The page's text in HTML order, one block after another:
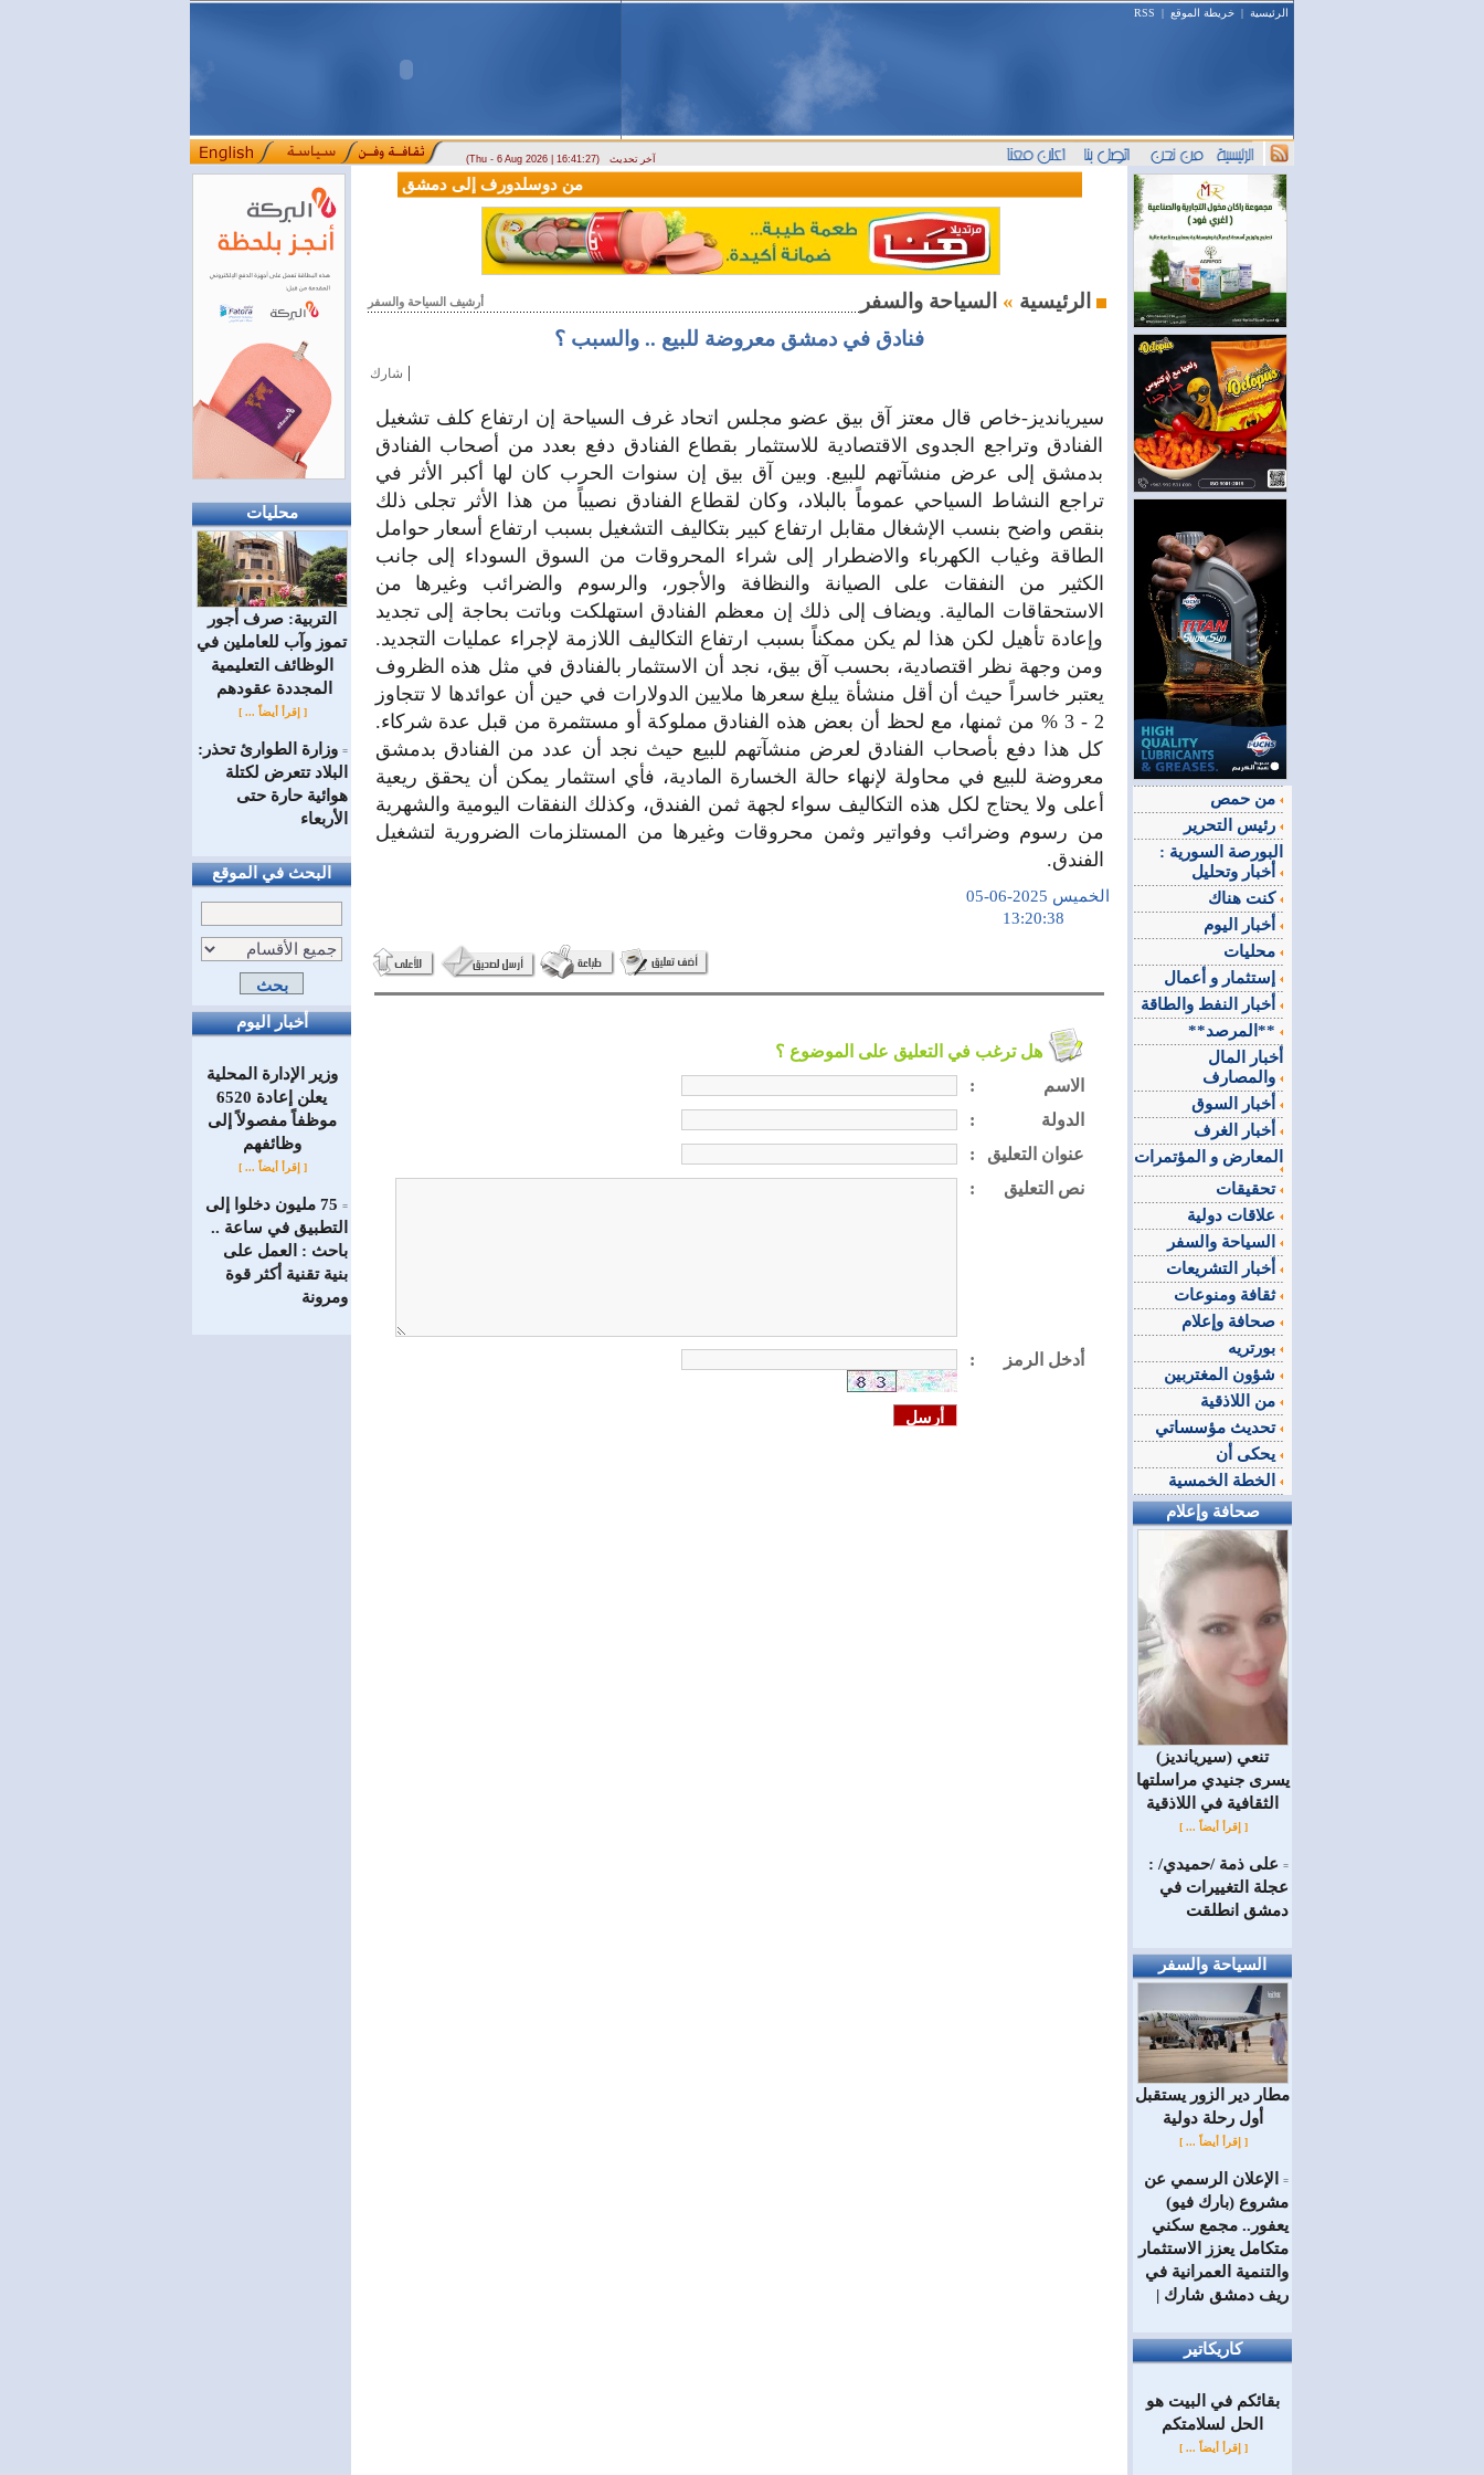
الرئيسية | خريطة الموقع |
RSS
(Thu - 6 Aug 2026 | 16:41:27) آخر تحديث
محليات
التربية: صرف أجور
تموز وآب للعاملين في
الوظائف ‏التعليمية
المجددة عقودهم ‏
[ إقرأ أيضاً ... ]
= وزارة الطوارئ تحذر:
البلاد تتعرض لكتلة
هوائية حارة حتى
الأربعاء
البحث في الموقع
أخبار اليوم
وزير الإدارة المحلية
يعلن إعادة 6520
موظفاً مفصولاً إلى
‏وظائفهم
[ إقرأ أيضاً ... ]
=
75 مليون دخلوا إلى
التطبيق في ساعة ..
باحث : العمل على
بنية تقنية أكثر قوة
ومرونة
وصول أول رحلة لشركة LEAV Aviation من دوسلدورف إلى دمشق:::: المصرف التجاري السوري يمدّد ساعات العمل حتى
أرشيف السياحة والسفر الرئيسية »
فنادق في دمشق معروضة للبيع .. والسبب ؟
شارك |
سيريانديز-خاص قال معتز آق بيق عضو مجلس اتحاد غرف السياحة إن ارتفاع كلف تشغيل
الفنادق وتراجع الجدوى الاقتصادية للاستثمار بقطاع الفنادق دفع بعدد من أصحاب الفنادق
بدمشق إلى عرض منشآتهم للبيع. وبين آق بيق إن سنوات الحرب كان لها أكبر الأثر في
تراجع النشاط السياحي عموماً بالبلاد، وكان لقطاع الفنادق نصيباً من هذا الأثر تجلى ذلك
بنقص واضح بنسب الإشغال مقابل ارتفاع كبير بتكاليف التشغيل بسبب ارتفاع أسعار حوامل
الطاقة وغياب الكهرباء والاضطرار إلى شراء المحروقات من السوق السوداء إلى جانب
الكثير من النفقات على الصيانة والنظافة والأجور، والرسوم والضرائب وغيرها من
الاستحقاقات المالية. ويضاف إلى ذلك إن معظم الفنادق استهلكت وباتت بحاجة إلى تجديد
وإعادة تأهيل لكن هذا لم يكن ممكناً بسبب ارتفاع التكاليف اللازمة لإجراء عمليات التجديد.
ومن وجهة نظر اقتصادية، بحسب آق بيق، نجد أن الاستثمار بالفنادق في مثل هذه الظروف
يعتبر خاسراً حيث أن أقل منشأة يبلغ سعرها ملايين الدولارات في حين أن عوائدها لا تتجاوز
2 - 3 % من ثمنها، مع لحظ أن بعض هذه الفنادق مملوكة أو مستثمرة من قبل عدة شركاء.
كل هذا دفع بأصحاب الفنادق لعرض منشآتهم للبيع حيث نجد أن عدد من الفنادق بدمشق
معروضة للبيع في محاولة لإنهاء حالة الخسارة المادية، فأي استثمار يمكن أن يحقق ريعية
أعلى ولا يحتاج لكل هذه التكاليف سواء لجهة ثمن الفندق، وكذلك النفقات اليومية والشهرية
من رسوم وضرائب وفواتير وثمن محروقات وغيرها من المستلزمات الضرورية لتشغيل
الفندق.
الخميس 2025-06-05
هل ترغب في التعليق على الموضوع ؟
:
الاسم
:
الدولة
:
عنوان التعليق
:
نص التعليق
: أدخل الرمز
البورصة السورية :
كنت هناك
**المرصد**
أخبار المال
المعارض و المؤتمرات
تحقيقات
ثقافة ومنوعات
تحديث مؤسساتي
صحافة وإعلام
(سيريانديز) تنعي
يسرى جنيدي مراسلتها
الثقافية في اللاذقية
[ إقرأ أيضاً ... ]
= على ذمة /حميدي/ :
عجلة التغييرات في
دمشق انطلقت
السياحة والسفر
مطار دير الزور يستقبل
أول رحلة دولية
[ إقرأ أيضاً ... ]
=
الإعلان الرسمي عن
مشروع (بارك فيو)
يعفور.. مجمع سكني
متكامل يعزز الاستثمار
والتنمية العمرانية في
ريف دمشق شارك |
كاريكاتير
بقائكم في البيت هو
الحل لسلامتكم
[ إقرأ أيضاً ... ]